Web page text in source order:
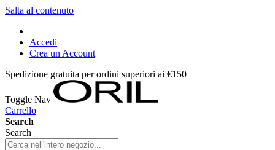
Salta al contenuto
Accedi
Crea un Account
Spedizione gratuita per ordini superiori ai €150
Toggle Nav
Carrello
Search
Search